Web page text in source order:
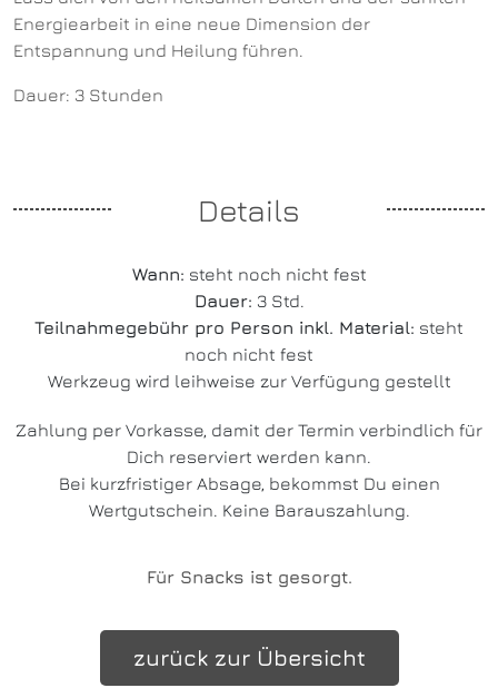
Energiearbeit in eine neue Dimension der
Entspannung und Heilung führen.
Dauer: 3 Stunden
Details
Wann: steht noch nicht fest
Dauer: 3 Std.
Teilnahmegebühr pro Person inkl. Material: steht
noch nicht fest
Werkzeug wird leihweise zur Verfügung gestellt
Zahlung per Vorkasse, damit der Termin verbindlich für
Dich reserviert werden kann.
Bei kurzfristiger Absage, bekommst Du einen
Wertgutschein. Keine Barauszahlung.
Für Snacks ist gesorgt.
zurück zur Übersicht